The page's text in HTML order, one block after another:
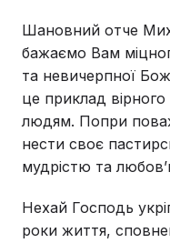
Шановний отче
бажаємо Вам
та невичерпної
це приклад
людям. Попри
нести своє
мудрістю та
Нехай Господь
роки життя,